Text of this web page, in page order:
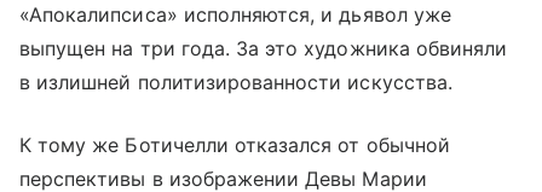
«Апокалипсиса» исполняются, и дьявол уже
выпущен на три года. За это художника обвиняли
в излишней политизированности искусства.
К тому же Ботичелли отказался от обычной
перспективы в изображении Девы Марии